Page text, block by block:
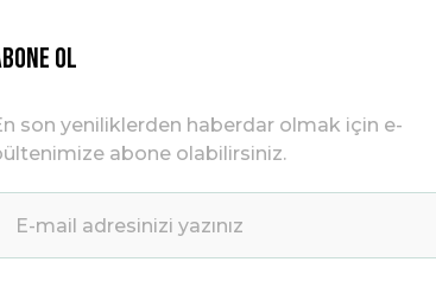
OL
son yeniliklerden haberdar olmak için e-
abone olabilirsiniz.